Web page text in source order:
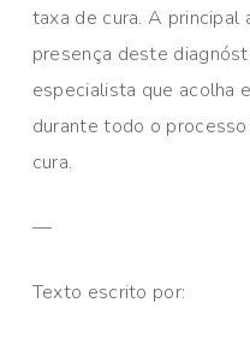
taxa de cura. A principal
presença deste
especialista que acolha
durante todo o
cura.
—
Texto escrito por: